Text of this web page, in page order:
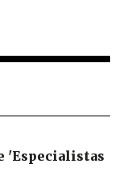
'Especialistas